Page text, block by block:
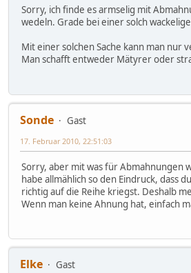
Sorry, ich finde es armselig mit
wedeln. Grade bei einer solch
Mit einer solchen Sache kann man nur
Man schafft entweder Mätyrer oder
Sonde
Gast
17. Februar 2010, 22:51:03
Sorry, aber mit was für Abmahnungen
habe allmählich so den Eindruck, dass
richtig auf die Reihe kriegst. Deshalb
Wenn man keine Ahnung hat, einfach
Elke
Gast